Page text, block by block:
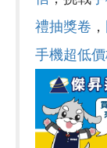
禮抽獎卷 ，
手機超低